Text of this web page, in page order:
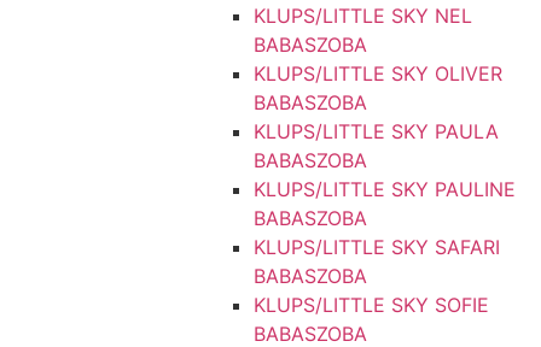
KLUPS/LITTLE SKY NEL
BABASZOBA
KLUPS/LITTLE SKY OLIVER
BABASZOBA
KLUPS/LITTLE SKY PAULA
BABASZOBA
KLUPS/LITTLE SKY PAULINE
BABASZOBA
KLUPS/LITTLE SKY SAFARI
BABASZOBA
KLUPS/LITTLE SKY SOFIE
BABASZOBA